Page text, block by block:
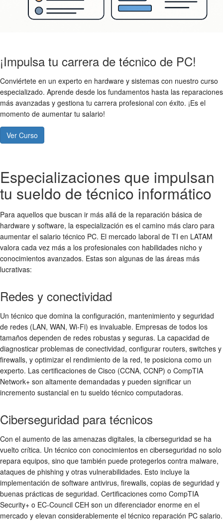
¡Impulsa tu carrera de técnico de PC!
Conviértete en un experto en hardware y sistemas con nuestro curso
especializado. Aprende desde los fundamentos hasta las reparaciones
más avanzadas y gestiona tu carrera profesional con éxito. ¡Es el
momento de aumentar tu salario!
Ver Curso
Especializaciones que impulsan
tu sueldo de técnico informático
Para aquellos que buscan ir más allá de la reparación básica de
hardware y software, la especialización es el camino más claro para
aumentar el salario técnico PC. El mercado laboral de TI en LATAM
valora cada vez más a los profesionales con habilidades nicho y
conocimientos avanzados. Estas son algunas de las áreas más
lucrativas:
Redes y conectividad
Un técnico que domina la configuración, mantenimiento y seguridad
de redes (LAN, WAN, Wi-Fi) es invaluable. Empresas de todos los
tamaños dependen de redes robustas y seguras. La capacidad de
diagnosticar problemas de conectividad, configurar routers, switches y
firewalls, y optimizar el rendimiento de la red, te posiciona como un
experto. Las certificaciones de Cisco (CCNA, CCNP) o CompTIA
Network+ son altamente demandadas y pueden significar un
incremento sustancial en tu sueldo técnico computadoras.
Ciberseguridad para técnicos
Con el aumento de las amenazas digitales, la ciberseguridad se ha
vuelto crítica. Un técnico con conocimientos en ciberseguridad no solo
repara equipos, sino que también puede protegerlos contra malware,
ataques de phishing y otras vulnerabilidades. Esto incluye la
implementación de software antivirus, firewalls, copias de seguridad y
buenas prácticas de seguridad. Certificaciones como CompTIA
Security+ o EC-Council CEH son un diferenciador enorme en el
mercado y elevan considerablemente el técnico reparación PC salario.